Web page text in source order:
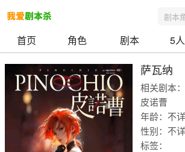
剧本
首页 角色 剧本 5
萨瓦纳
相关剧本：
皮诺曹
年龄：不详
性别：不详
标签：